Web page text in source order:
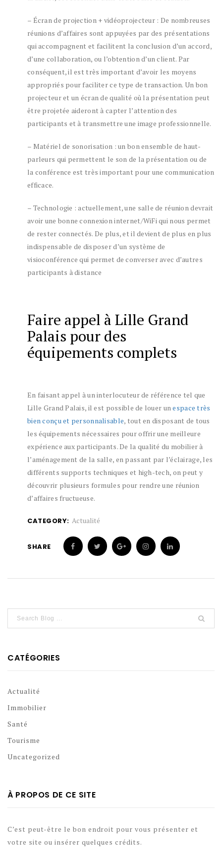
– Écran de projection + vidéoprojecteur : De nombreuses
réunions d’affaires sont appuyées par des présentations
qui accompagnent et facilitent la conclusion d’un accord,
d’une collaboration, ou l’obtention d’un client. Par
conséquent, il est très important d’avoir les moyens
appropriés pour faciliter ce type de transaction. Un bon
projecteur et un écran de qualité où la présentation peut
être projetée aideront à capter l’attention des
participants et à transmettre une image professionnelle.
– Matériel de sonorisation : un bon ensemble de haut-
parleurs qui permettent le son de la présentation ou de
la conférence est très important pour une communication
efficace.
– Technologie : actuellement, une salle de réunion devrait
avoir une bonne connexion internet/WiFi qui nous permet
de rester connectés. De plus, et il devient de plus en plus
indispensable de disposer d’un système de
visioconférence qui permet de converser avec d’autres
participants à distance
Faire appel à Lille Grand
Palais pour des
équipements complets
En faisant appel à un interlocuteur de référence tel que
Lille Grand Palais, il est possible de louer unespace très
bien conçu et personnalisable, tout en disposant de tous
les équipements nécessaires pour offrir une meilleure
expérience aux participants. De la qualité du mobilier à
l’aménagement de la salle, en passant par l’éclairage, les
différents supports techniques et high-tech, on peut y
découvrir plusieurs formules pour rendre une réunion
d’affaires fructueuse.
CATEGORY: Actualité
SHARE
CATÉGORIES
Actualité
Immobilier
Santé
Tourisme
Uncategorized
À PROPOS DE CE SITE
C’est peut-être le bon endroit pour vous présenter et
votre site ou insérer quelques crédits.